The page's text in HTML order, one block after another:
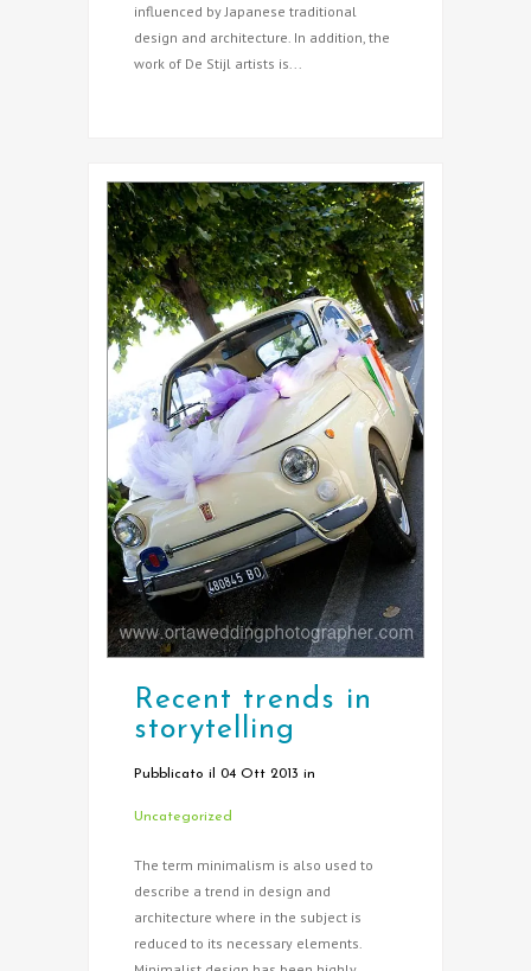
influenced by Japanese traditional
design and architecture. In addition, the
work of De Stijl artists is...
Recent trends in
storytelling
Pubblicato il 04 Ott 2013 in
Uncategorized
The term minimalism is also used to
describe a trend in design and
architecture where in the subject is
reduced to its necessary elements.